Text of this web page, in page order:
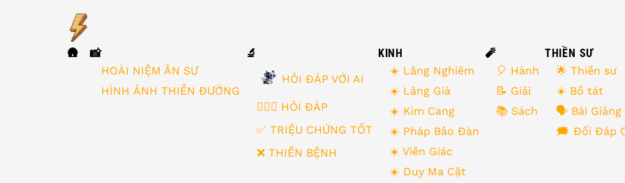
🛖
📸
HOÀI NIỆM ÂN SƯ
HÌNH ẢNH THIỀN ĐƯỜNG
🔬
HỎI ĐÁP VỚI AI
🙋🏻‍♂️ HỎI ĐÁP
✅ TRIỆU CHỨNG TỐT
❌ THIỀN BỆNH
KINH
☀️ Lăng Nghiêm
☀️ Lăng Già
☀️ Kim Cang
☀️ Pháp Bảo Đàn
☀️ Viên Giác
☀️ Duy Ma Cật
🧨
🎈 Hành
📝 Giải
📚 Sách
THIỀN SƯ
🌟 Thiền sư
☀️ Bồ tát
🗣 Bài Giảng
🗯 Đối Đáp